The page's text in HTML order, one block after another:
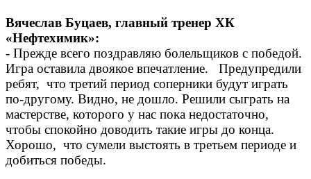
Вячеслав Буцаев, главный тренер ХК
«Нефтехимик»:
- Прежде всего поздравляю болельщиков с победой.
Игра оставила двоякое впечатление. Предупредили
ребят, что третий период соперники будут играть
по-другому. Видно, не дошло. Решили сыграть на
мастерстве, которого у нас пока недостаточно,
чтобы спокойно доводить такие игры до конца.
Хорошо, что сумели выстоять в третьем периоде и
добиться победы.